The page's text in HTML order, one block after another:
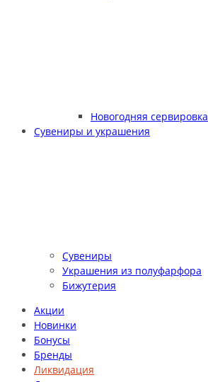
Новогодняя сервировка
Сувениры и украшения
Сувениры
Украшения из полуфарфора
Бижутерия
Акции
Новинки
Бонусы
Бренды
Ликвидация